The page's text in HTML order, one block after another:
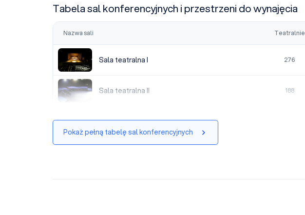
Tabela sal konferencyjnych i przestrzeni do wynajęcia
Nazwa sali Teatralnie
Sala teatralna I
Sala teatralna I 276
Sala teatralna II
Sala teatralna II 188
Pokaż pełną tabelę sal konferencyjnych